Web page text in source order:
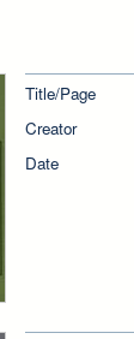
Title/Page
Creator
Date